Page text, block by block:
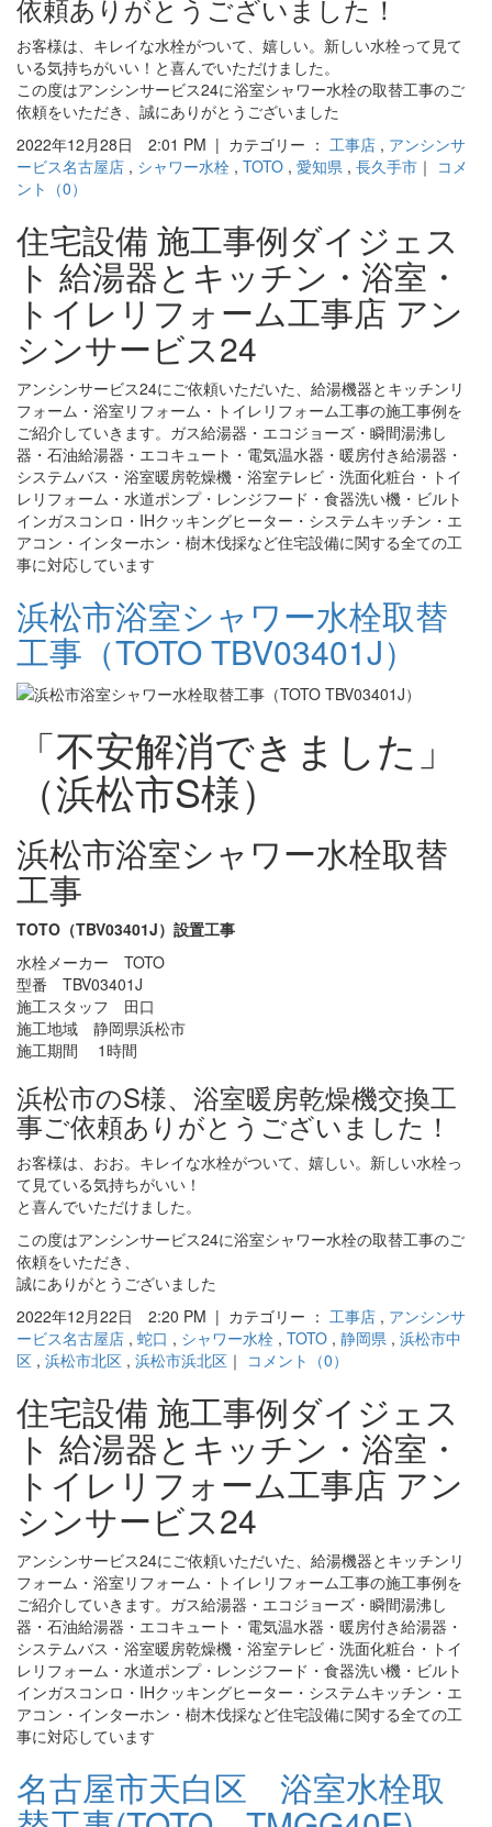
依頼ありがとうございました！
お客様は、キレイな水栓がついて、嬉しい。新しい水栓って見て
いる気持ちがいい！と喜んでいただけました。
この度はアンシンサービス24に浴室シャワー水栓の取替工事のご
依頼をいただき、誠にありがとうございました
2022年12月28日 2:01 PM | カテゴリー ： 工事店 , アンシンサ
ービス名古屋店 , シャワー水栓 , TOTO , 愛知県 , 長久手市 ｜ コメ
ント（0）
住宅設備 施工事例ダイジェス
ト 給湯器とキッチン・浴室・
トイレリフォーム工事店 アン
シンサービス24
アンシンサービス24にご依頼いただいた、給湯機器とキッチンリ
フォーム・浴室リフォーム・トイレリフォーム工事の施工事例を
ご紹介していきます。ガス給湯器・エコジョーズ・瞬間湯沸し
器・石油給湯器・エコキュート・電気温水器・暖房付き給湯器・
システムバス・浴室暖房乾燥機・浴室テレビ・洗面化粧台・トイ
レリフォーム・水道ポンプ・レンジフード・食器洗い機・ビルト
インガスコンロ・IHクッキングヒーター・システムキッチン・エ
アコン・インターホン・樹木伐採など住宅設備に関する全ての工
事に対応しています
浜松市浴室シャワー水栓取替
工事（TOTO TBV03401J）
「不安解消できました」
（浜松市S様）
浜松市浴室シャワー水栓取替
工事
TOTO（TBV03401J）設置工事
水栓メーカー TOTO
型番 TBV03401J
施工スタッフ 田口
施工地域 静岡県浜松市
施工期間 1時間
浜松市のS様、浴室暖房乾燥機交換工
事ご依頼ありがとうございました！
お客様は、おお。キレイな水栓がついて、嬉しい。新しい水栓っ
て見ている気持ちがいい！
と喜んでいただけました。
この度はアンシンサービス24に浴室シャワー水栓の取替工事のご
依頼をいただき、
誠にありがとうございました
2022年12月22日 2:20 PM | カテゴリー ： 工事店 , アンシンサ
ービス名古屋店 , 蛇口 , シャワー水栓 , TOTO , 静岡県 , 浜松市中
区 , 浜松市北区 , 浜松市浜北区 ｜ コメント（0）
住宅設備 施工事例ダイジェス
ト 給湯器とキッチン・浴室・
トイレリフォーム工事店 アン
シンサービス24
アンシンサービス24にご依頼いただいた、給湯機器とキッチンリ
フォーム・浴室リフォーム・トイレリフォーム工事の施工事例を
ご紹介していきます。ガス給湯器・エコジョーズ・瞬間湯沸し
器・石油給湯器・エコキュート・電気温水器・暖房付き給湯器・
システムバス・浴室暖房乾燥機・浴室テレビ・洗面化粧台・トイ
レリフォーム・水道ポンプ・レンジフード・食器洗い機・ビルト
インガスコンロ・IHクッキングヒーター・システムキッチン・エ
アコン・インターホン・樹木伐採など住宅設備に関する全ての工
事に対応しています
名古屋市天白区 浴室水栓取